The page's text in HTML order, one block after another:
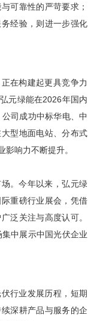
可靠性的严苛要求；
经验，则进一步强化
在构建起更具竞争力
元绿能在2026年国内
公司成功中标华电、中
型地面电站、分布式
响力不断提升。
。今年以来，弘元绿
重磅行业展会，凭借
泛关注与高度认可。
中展示中国光伏企业
行业发展历程，短期
深耕产品与服务的企